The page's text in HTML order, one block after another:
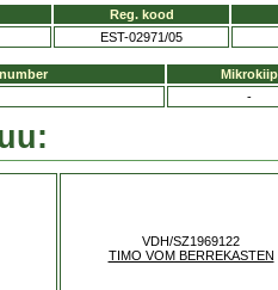
Reg. kood
EST-02971/05
Mikrokiip
-
VDH/SZ1969122
TIMO VOM BERREKASTEN